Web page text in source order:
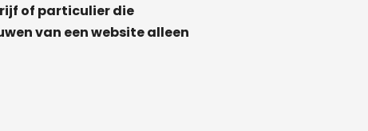
of particulier die
van een website alleen